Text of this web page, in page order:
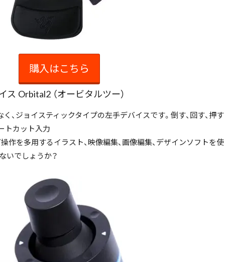
購入はこちら
Orbital2 （オービタルツー）
、ジョイスティックタイプの左手デバイスです。倒す、回す、押す
トカット入力
作を多用するイラスト、映像編集、画像編集、デザインソフトを使
いでしょうか？